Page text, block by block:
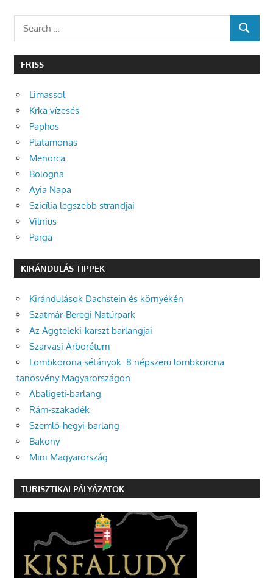
SEARCH
FRISS
Limassol
Krka vízesés
Paphos
Platamonas
Menorca
Bologna
Ayia Napa
Szicília legszebb strandjai
Vilnius
Parga
KIRÁNDULÁS TIPPEK
Kirándulások Dachstein és környékén
Szatmár-Beregi Natúrpark
Az Aggteleki-karszt barlangjai
Szarvasi Arborétum
Lombkorona sétányok: 8 népszerű lombkorona
tanösvény Magyarországon
Abaligeti-barlang
Rám-szakadék
Szemlő-hegyi-barlang
Bakony
Mini Magyarország
TURISZTIKAI PÁLYÁZATOK